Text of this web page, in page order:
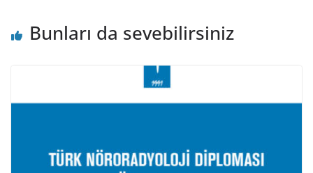
Bunları da sevebilirsiniz